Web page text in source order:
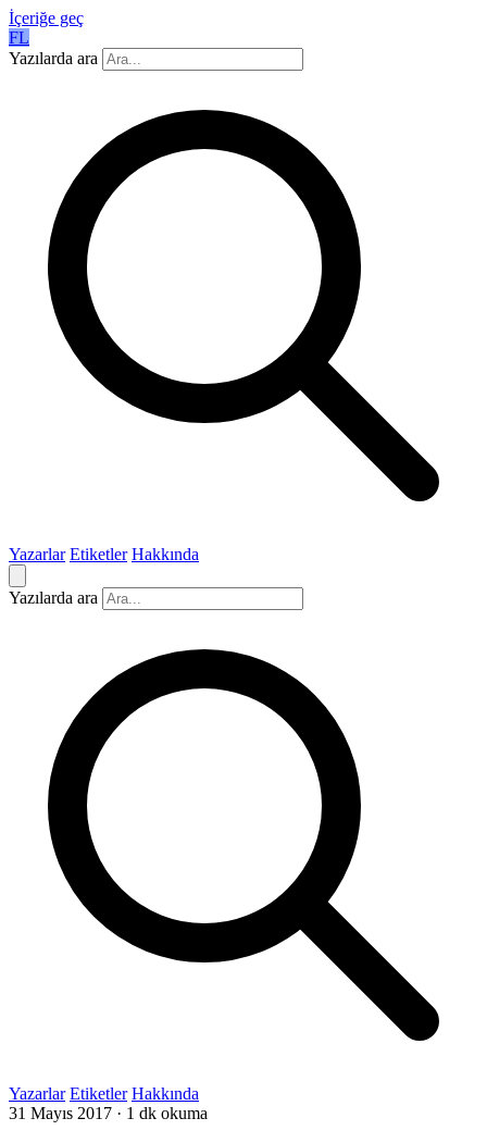
İçeriğe geç
FL
Yazılarda ara
Yazarlar Etiketler Hakkında
Yazılarda ara
Yazarlar Etiketler Hakkında
31 Mayıs 2017 · 1 dk okuma